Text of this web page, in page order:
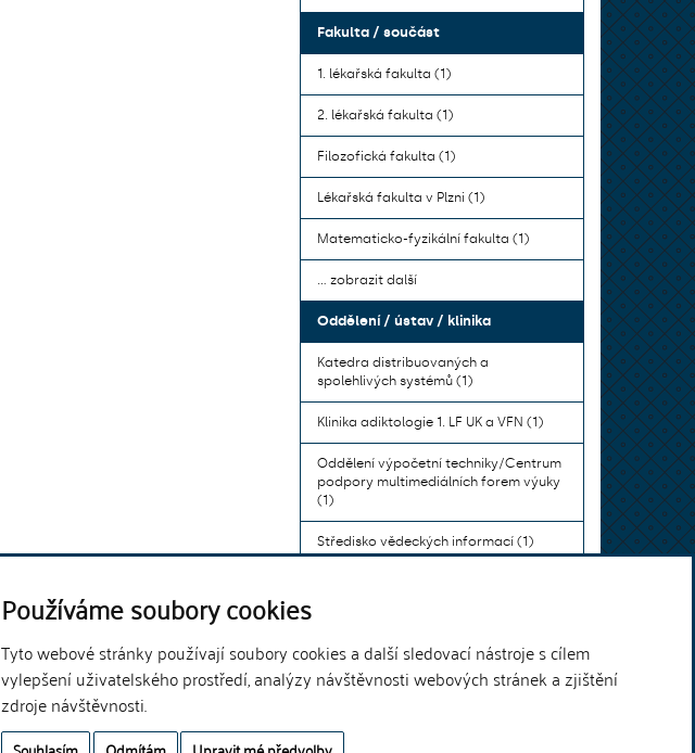
Používáme soubory cookies
Tyto webové stránky používají soubory cookies a další sledovací nástroje s cílem
vylepšení uživatelského prostředí, analýzy návštěvnosti webových stránek a zjištění
zdroje návštěvnosti.
Fakulta / součást
1. lékařská fakulta (1)
2. lékařská fakulta (1)
Filozofická fakulta (1)
Lékařská fakulta v Plzni (1)
Matematicko-fyzikální fakulta (1)
... zobrazit další
Oddělení / ústav / klinika
Katedra distribuovaných a
spolehlivých systémů (1)
Klinika adiktologie 1. LF UK a VFN (1)
Oddělení výpočetní techniky/Centrum
podpory multimediálních forem výuky
(1)
Středisko vědeckých informací (1)